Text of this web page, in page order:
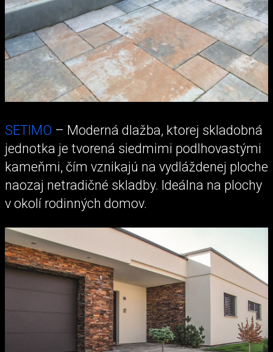
SETIMO – Moderná dlažba, ktorej skladobná
jednotka je tvorená siedmimi podlhovastými
kameňmi, čím vznikajú na vydláždenej ploche
naozaj netradičné skladby. Ideálna na plochy
v okolí rodinných domov.